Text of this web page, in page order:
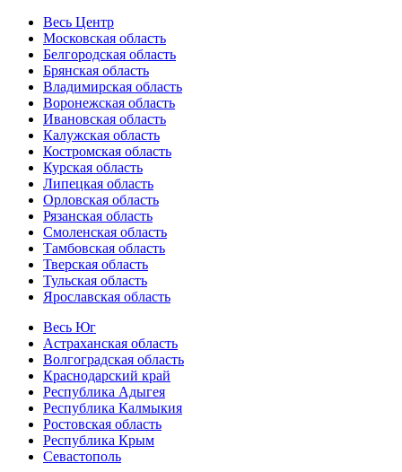
Весь Центр
Московская область
Белгородская область
Брянская область
Владимирская область
Воронежская область
Ивановская область
Калужская область
Костромская область
Курская область
Липецкая область
Орловская область
Рязанская область
Смоленская область
Тамбовская область
Тверская область
Тульская область
Ярославская область
Весь Юг
Астраханская область
Волгоградская область
Краснодарский край
Республика Адыгея
Республика Калмыкия
Ростовская область
Республика Крым
Севастополь